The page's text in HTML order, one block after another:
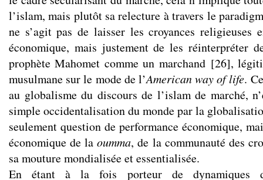
l’islam, mais plutôt sa relecture à travers le
ne s’agit pas de laisser les croyances religieuses
économique, mais justement de les réinterpréter
prophète Mahomet comme un marchand[26],
musulmane sur le mode de l’American way of life.
au globalisme du discours de l’islam de marché,
simple occidentalisation du monde par la
seulement question de performance économique,
économique de laoumma, de la communauté des
sa mouture mondialisée et essentialisée.
En étant à la fois porteur de dynamiques